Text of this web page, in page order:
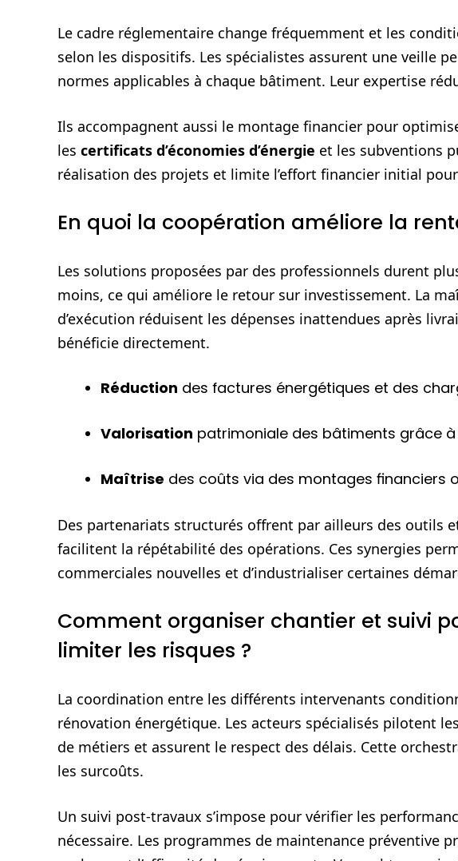
Le cadre réglementaire change fréquemment et les
selon les dispositifs. Les spécialistes assurent une veille
normes applicables à chaque bâtiment. Leur expertise
Ils accompagnent aussi le montage financier pour
les certificats d’économies d’énergie et les subventions
réalisation des projets et limite l’effort financier initial pour
En quoi la coopération améliore la
Les solutions proposées par des professionnels durent
moins, ce qui améliore le retour sur investissement. La
d’exécution réduisent les dépenses inattendues après
bénéficie directement.
Réduction des factures énergétiques et des
Valorisation patrimoniale des bâtiments grâce
Maîtrise des coûts via des montages financiers
Des partenariats structurés offrent par ailleurs des outils
facilitent la répétabilité des opérations. Ces synergies
commerciales nouvelles et d’industrialiser certaines
Comment organiser chantier et suivi
limiter les risques ?
La coordination entre les différents intervenants
rénovation énergétique. Les acteurs spécialisés pilotent
de métiers et assurent le respect des délais. Cette
les surcoûts.
Un suivi post-travaux s’impose pour vérifier les
nécessaire. Les programmes de maintenance préventive